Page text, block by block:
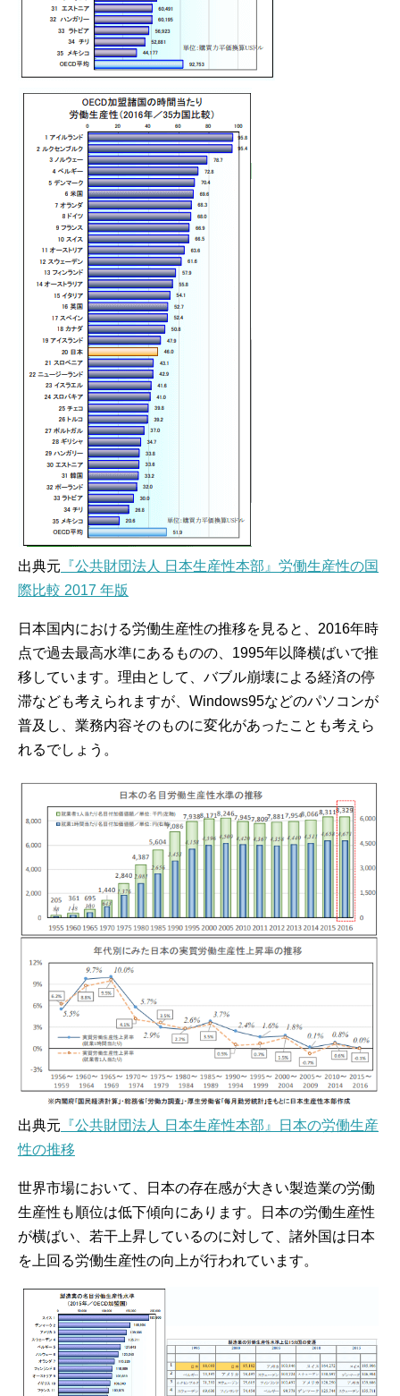
出典元 『公共財団法人 日本生産性本部』労働生産性の国
際比較 2017 年版
日本国内における労働生産性の推移を見ると、2016年時
点で過去最高水準にあるものの、1995年以降横ばいで推
移しています。理由として、バブル崩壊による経済の停
滞なども考えられますが、Windows95などのパソコンが
普及し、業務内容そのものに変化があったことも考えら
れるでしょう。
出典元 『公共財団法人 日本生産性本部』日本の労働生産
性の推移
世界市場において、日本の存在感が大きい製造業の労働
生産性も順位は低下傾向にあります。日本の労働生産性
が横ばい、若干上昇しているのに対して、諸外国は日本
を上回る労働生産性の向上が行われています。